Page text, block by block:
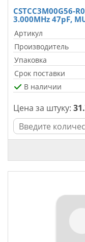
CSTCC3M00G56-
3.000MHz 47pF,
Артикул
Производитель
Упаковка
Срок поставки
В наличии
Цена за штуку: